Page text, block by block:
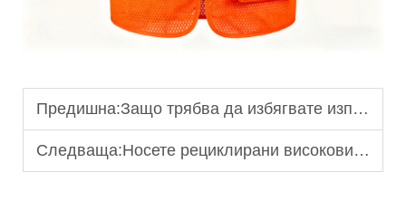
Предишна:Защо трябва да избягвате използването на белина при почистване на високовидими огнеустойчиви работни дрехи?
Следваща:Носете рециклирани високовидими предпазни жилетки върху външните слоеве, за да осигурите видимост.